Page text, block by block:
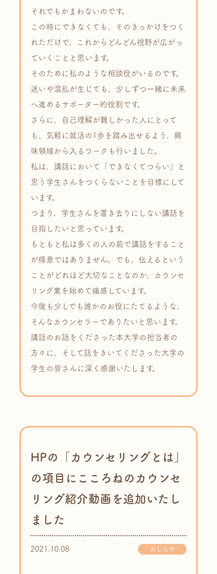
それでもかまわないのです。
この時にできなくても、そのきっかけをつく
れただけで、これからどんどん視野が広がっ
ていくことと思います。
そのために私のような相談役がいるのです。
迷いや混乱が生じても、少しずつ一緒に未来
へ進めるサポーター的役割です。
さらに、自己理解が難しかった人にとって
も、気軽に就活の1歩を踏み出せるよう、興
味領域から入るワークも行いました。
私は、講話において「できなくてつらい」と
思う学生さんをつくらないことを目標にして
います。
つまり、学生さんを置き去りにしない講話を
目指したいと思っています。
もともと私は多くの人の前で講話をすること
が得意ではありません。でも、伝えるという
ことがどれほど大切なことなのか、カウンセ
リング業を始めて痛感しています。
今後も少しでも誰かのお役にたてるような、
そんなカウンセラーでありたいと思います。
講話のお話をくださった本大学の担当者の
方々に、そして話をきいてくださった大学の
学生の皆さんに深く感謝いたします。
HPの「カウンセリングとは」
の項目にこころねのカウンセ
リング紹介動画を追加いたし
ました
2021.10.08 おしらせ